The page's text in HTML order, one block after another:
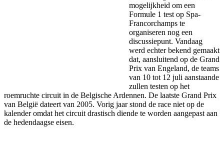
mogelijkheid om een
Formule 1 test op Spa-
Francorchamps te
organiseren nog een
discussiepunt. Vandaag
werd echter bekend gemaakt
dat, aansluitend op de Grand
Prix van Engeland, de teams
van 10 tot 12 juli aanstaande
zullen testen op het
roemruchte circuit in de Belgische Ardennen. De laatste Grand Prix
van België dateert van 2005. Vorig jaar stond de race niet op de
kalender omdat het circuit drastisch diende te worden aangepast aan
de hedendaagse eisen.